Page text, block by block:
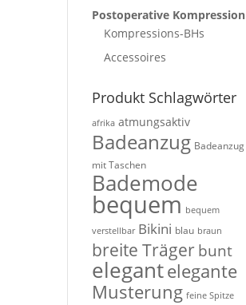
Postoperative Kompression
Kompressions-BHs
Accessoires
Produkt Schlagwörter
afrika atmungsaktiv
Badeanzug Badeanzug
mit Taschen
Bademode
bequem bequem
verstellbar Bikini blau braun
breite Trägerbunt
elegantelegante
Musterung feine Spitze